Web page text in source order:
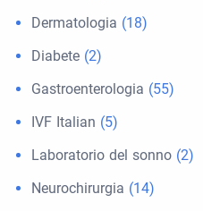
Dermatologia (18)
Diabete (2)
Gastroenterologia (55)
IVF Italian (5)
Laboratorio del sonno (2)
Neurochirurgia (14)